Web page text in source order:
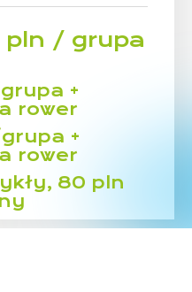
pln / grupa
+
rower
+
rower
80 pln